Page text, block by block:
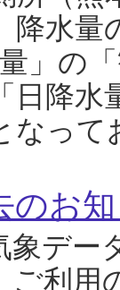
降水
」の
日降
なっ
のお
デー
ご利用